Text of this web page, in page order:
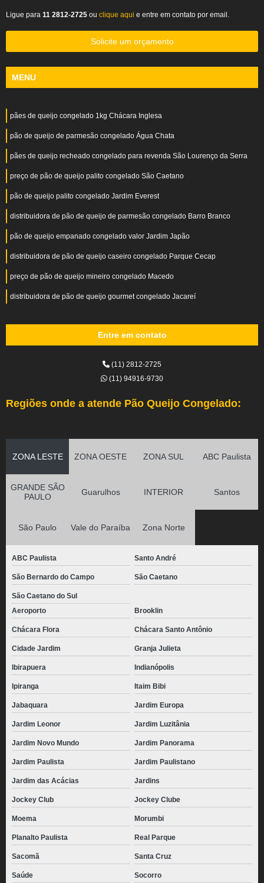
Ligue para 11 2812-2725 ou clique aqui e entre em contato por email.
Solicite um orçamento
MENU
pães de queijo congelado 1kg Chácara Inglesa
pão de queijo de parmesão congelado Água Chata
pães de queijo recheado congelado para revenda São Lourenço da Serra
preço de pão de queijo palito congelado São Caetano
pão de queijo palito congelado Jardim Everest
distribuidora de pão de queijo de parmesão congelado Barro Branco
pão de queijo empanado congelado valor Jardim Japão
distribuidora de pão de queijo caseiro congelado Parque Cecap
preço de pão de queijo mineiro congelado Macedo
distribuidora de pão de queijo gourmet congelado Jacareí
Entre em contato
(11) 2812-2725
(11) 94916-9730
Regiões onde a atende Pão Queijo Congelado:
ZONA LESTE ZONA OESTE ZONA SUL ABC Paulista
GRANDE SÃO
PAULO
Guarulhos INTERIOR Santos
São Paulo Vale do Paraíba Zona Norte
ABC Paulista Santo André
São Bernardo do Campo São Caetano
São Caetano do Sul
Aeroporto
Brooklin
Chácara Flora Chácara Santo Antônio
Cidade Jardim Granja Julieta
Ibirapuera Indianópolis
Ipiranga Itaim Bibi
Jabaquara Jardim Europa
Jardim Leonor Jardim Luzitânia
Jardim Novo Mundo Jardim Panorama
Jardim Paulista Jardim Paulistano
Jardim das Acácias Jardins
Jockey Club Jockey Clube
Moema Morumbi
Planalto Paulista Real Parque
Sacomã Santa Cruz
Saúde Socorro